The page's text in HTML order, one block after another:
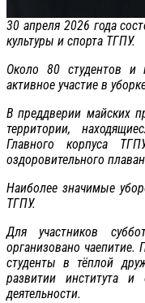
30 апреля 2026 года
культуры и спорта ТГПУ.
Около 80 студентов и
активное участие в
В преддверии майских
территории,
Главного корпуса
оздоровительного
Наиболее значимые
ТГПУ.
Для участников
организовано чаепитие.
студенты в тёплой
развитии института
деятельности.